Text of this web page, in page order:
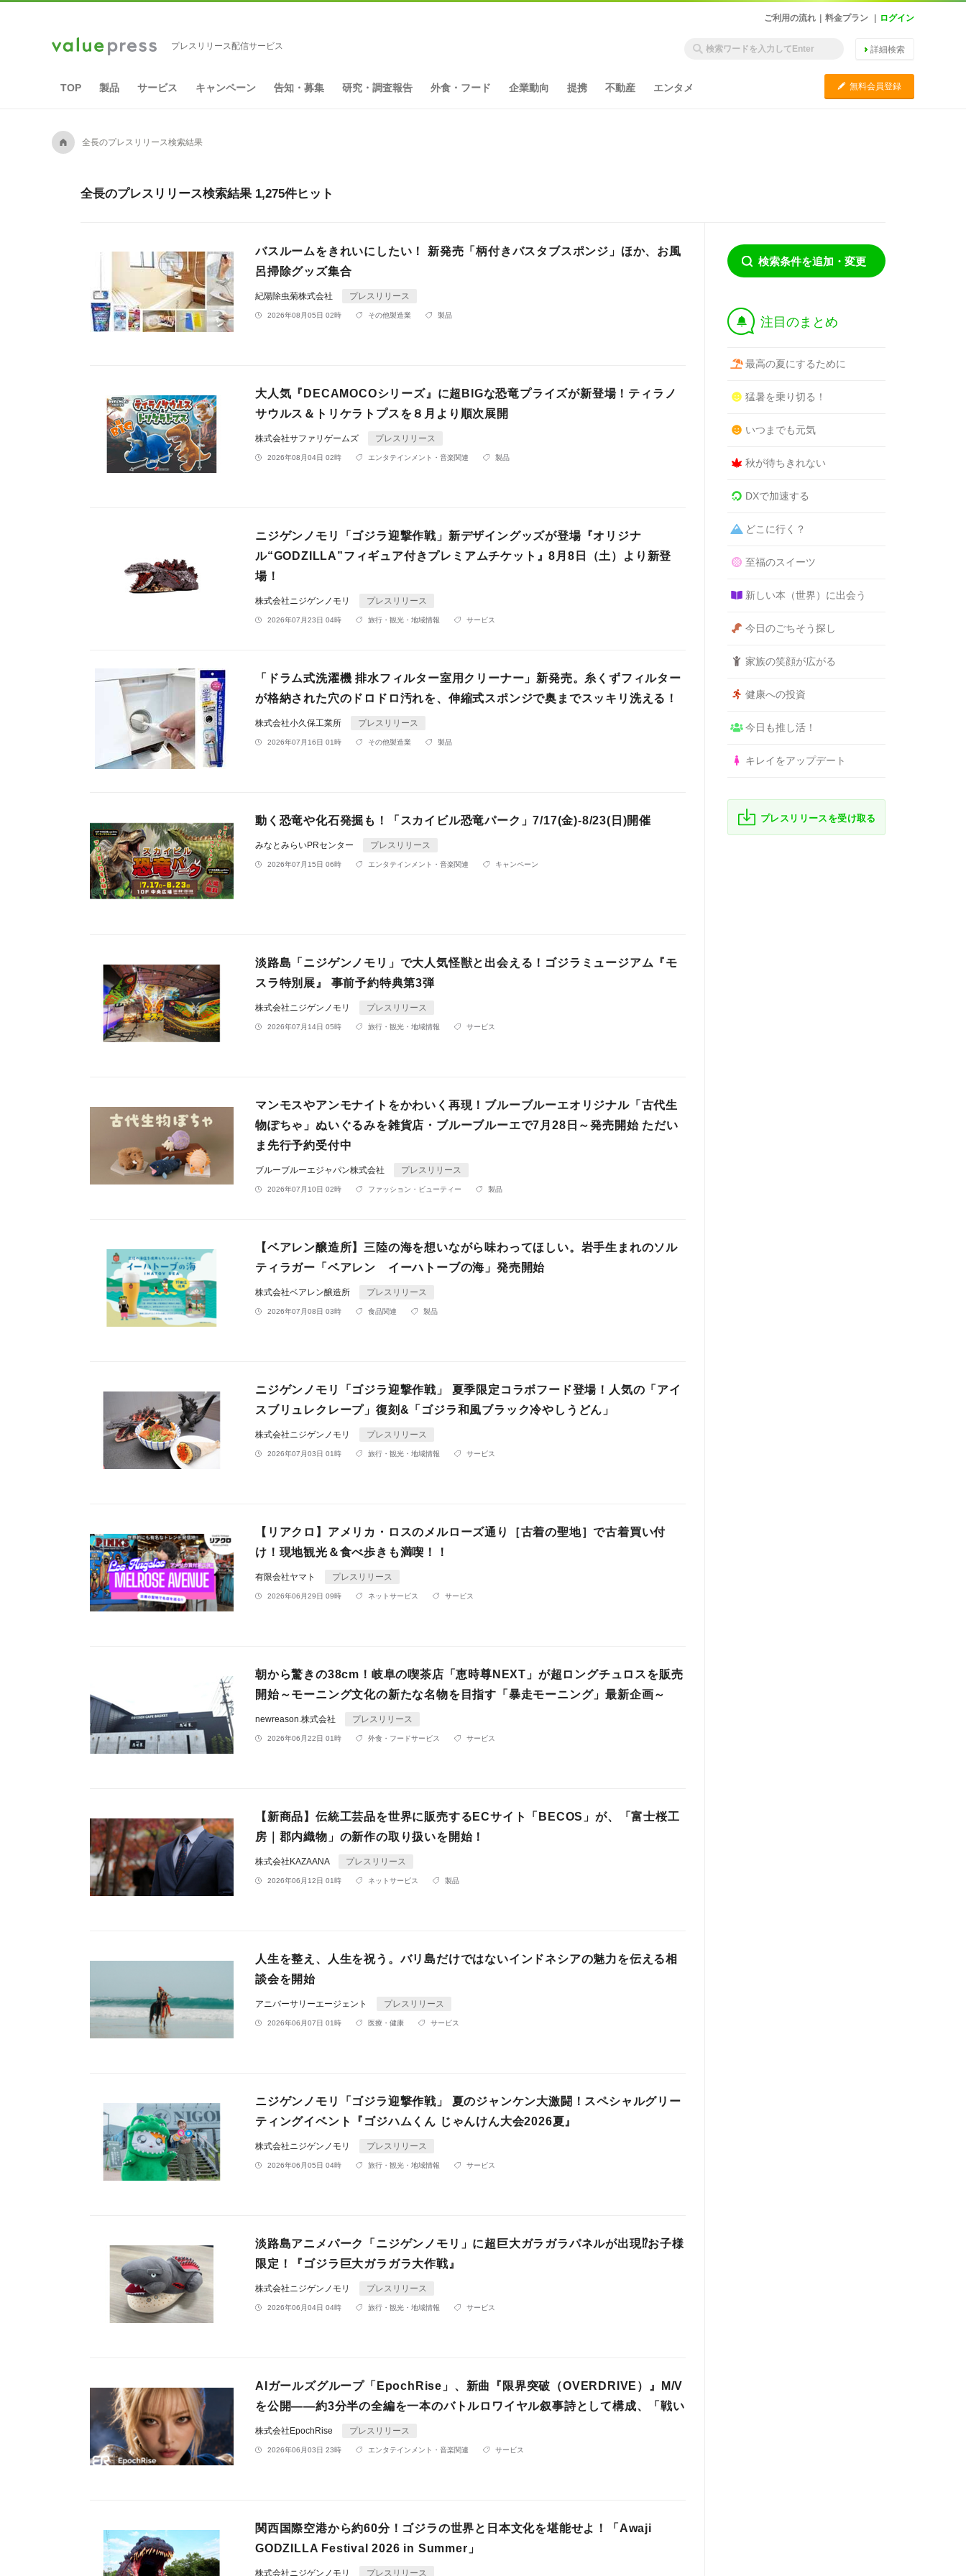
ご利用の流れ 料金プラン ログイン
プレスリリース配信サービス 詳細検索
TOP 製品 サービス キャンペーン 告知・募集 研究・調査報告 外食・フード 企業動向 提携 不動産 エンタメ C 無料会員登録
A 全長のプレスリリース検索結果
全長のプレスリリース検索結果 1,275件ヒット
バスルームをきれいにしたい！ 新発売「柄付きバスタブスポンジ」ほか、お風
呂掃除グッズ集合
紀陽除虫菊株式会社 プレスリリース
2026年08月05日 02時 その他製造業 製品
大人気『DECAMOCOシリーズ』に超BIGな恐竜プライズが新登場！ティラノ
サウルス＆トリケラトプスを８月より順次展開
株式会社サファリゲームズ プレスリリース
2026年08月04日 02時 エンタテインメント・音楽関連 製品
ニジゲンノモリ「ゴジラ迎撃作戦」新デザイングッズが登場『オリジナ
ル“GODZILLA”フィギュア付きプレミアムチケット』8月8日（土）より新登
場！
株式会社ニジゲンノモリ プレスリリース
2026年07月23日 04時 旅行・観光・地域情報 サービス
「ドラム式洗濯機 排水フィルター室用クリーナー」新発売。糸くずフィルター
が格納された穴のドロドロ汚れを、伸縮式スポンジで奥までスッキリ洗える！
株式会社小久保工業所 プレスリリース
2026年07月16日 01時 その他製造業 製品
動く恐竜や化石発掘も！「スカイビル恐竜パーク」7/17(金)-8/23(日)開催
みなとみらいPRセンター プレスリリース
2026年07月15日 06時 エンタテインメント・音楽関連 キャンペーン
淡路島「ニジゲンノモリ」で大人気怪獣と出会える！ゴジラミュージアム『モ
スラ特別展』 事前予約特典第3弾
株式会社ニジゲンノモリ プレスリリース
2026年07月14日 05時 旅行・観光・地域情報 サービス
マンモスやアンモナイトをかわいく再現！ブルーブルーエオリジナル「古代生
物ぽちゃ」ぬいぐるみを雑貨店・ブルーブルーエで7月28日～発売開始 ただい
ま先行予約受付中
ブルーブルーエジャパン株式会社 プレスリリース
2026年07月10日 02時 ファッション・ビューティー 製品
【ベアレン醸造所】三陸の海を想いながら味わってほしい。岩手生まれのソル
ティラガー「ベアレン イーハトーブの海」発売開始
株式会社ベアレン醸造所 プレスリリース
2026年07月08日 03時 食品関連 製品
ニジゲンノモリ「ゴジラ迎撃作戦」 夏季限定コラボフード登場！人気の「アイ
スブリュレクレープ」復刻&「ゴジラ和風ブラック冷やしうどん」
株式会社ニジゲンノモリ プレスリリース
2026年07月03日 01時 旅行・観光・地域情報 サービス
【リアクロ】アメリカ・ロスのメルローズ通り［古着の聖地］で古着買い付
け！現地観光＆食べ歩きも満喫！！
有限会社ヤマト プレスリリース
2026年06月29日 09時 ネットサービス サービス
朝から驚きの38cm！岐阜の喫茶店「恵時尊NEXT」が超ロングチュロスを販売
開始～モーニング文化の新たな名物を目指す「暴走モーニング」最新企画～
newreason.株式会社 プレスリリース
2026年06月22日 01時 外食・フードサービス サービス
【新商品】伝統工芸品を世界に販売するECサイト「BECOS」が、「富士桜工
房｜郡内織物」の新作の取り扱いを開始！
株式会社KAZAANA プレスリリース
2026年06月12日 01時 ネットサービス 製品
人生を整え、人生を祝う。バリ島だけではないインドネシアの魅力を伝える相
談会を開始
アニバーサリーエージェント プレスリリース
2026年06月07日 01時 医療・健康 サービス
ニジゲンノモリ「ゴジラ迎撃作戦」 夏のジャンケン大激闘！スペシャルグリー
ティングイベント『ゴジハムくん じゃんけん大会2026夏』
株式会社ニジゲンノモリ プレスリリース
2026年06月05日 04時 旅行・観光・地域情報 サービス
淡路島アニメパーク「ニジゲンノモリ」に超巨大ガラガラパネルが出現⁉お子様
限定！『ゴジラ巨大ガラガラ大作戦』
株式会社ニジゲンノモリ プレスリリース
2026年06月04日 04時 旅行・観光・地域情報 サービス
AIガールズグループ「EpochRise」、新曲『限界突破（OVERDRIVE）』M/V
を公開——約3分半の全編を一本のバトルロワイヤル叙事詩として構成、「戦い
株式会社EpochRise プレスリリース
2026年06月03日 23時 エンタテインメント・音楽関連 サービス
関西国際空港から約60分！ゴジラの世界と日本文化を堪能せよ！「Awaji
GODZILLA Festival 2026 in Summer」
株式会社ニジゲンノモリ プレスリリース
検索条件を追加・変更
† 注目のまとめ
最高の夏にするために
猛暑を乗り切る！
いつまでも元気
秋が待ちきれない
DXで加速する
どこに行く？
至福のスイーツ
新しい本（世界）に出会う
今日のごちそう探し
家族の笑顔が広がる
健康への投資
今日も推し活！
キレイをアップデート
プレスリリースを受け取る